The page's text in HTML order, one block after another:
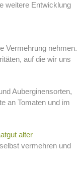
weitere Entwicklung
Vermehrung nehmen.
auf die wir uns
Auberginensorten,
an Tomaten und im
alter
vermehren und